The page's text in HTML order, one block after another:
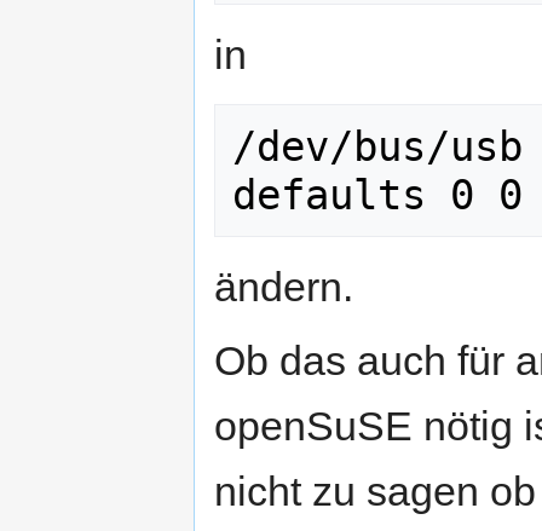
in
/dev/bus/
defaults 0
ändern.
Ob das auch für
openSuSE nötig
nicht zu sagen